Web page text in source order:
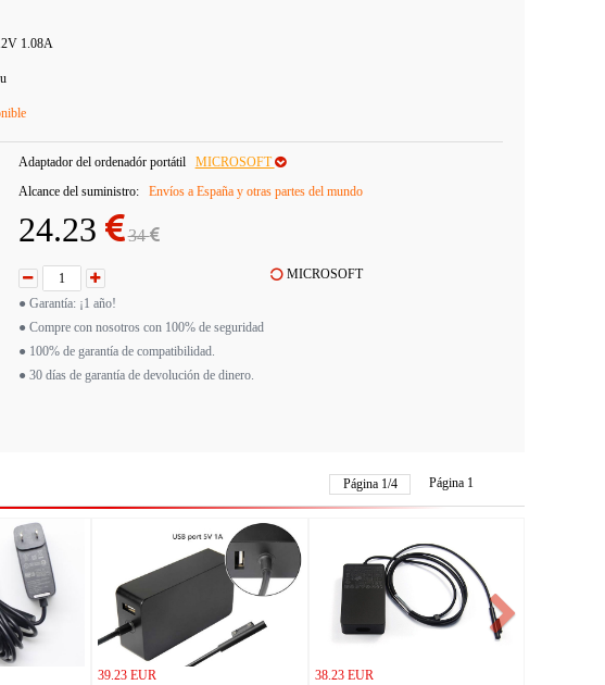
1.08A
Adaptador del ordenadór portátil
MICROSOFT
Alcance del suministro: Envíos a España y otras partes del mundo
24.23 34
MICROSOFT
● Garantía: ¡1 año!
● Compre con nosotros con 100% de seguridad
● 100% de garantía de compatibilidad.
● 30 días de garantía de devolución de dinero.
Página 1/4 Página 1
39.23 EUR
38.23 EUR